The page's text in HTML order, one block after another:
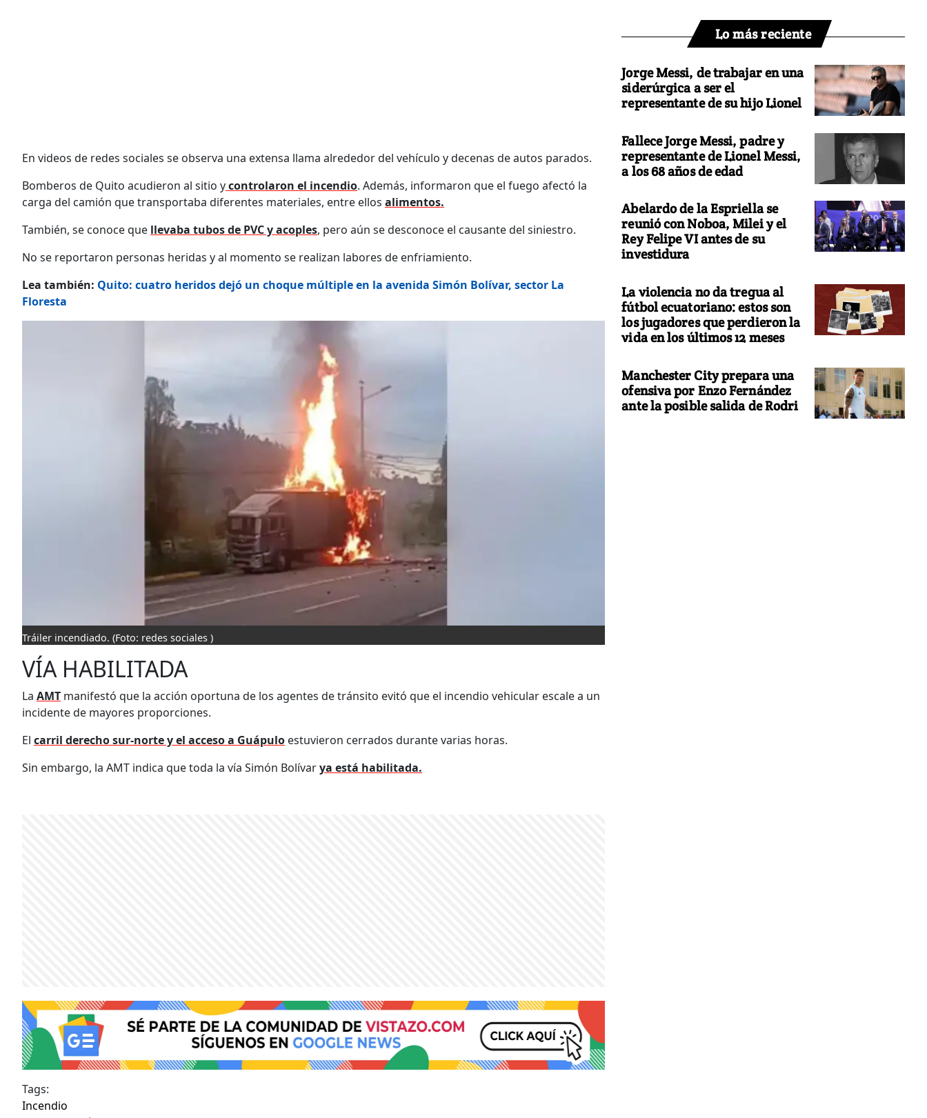
En videos de redes sociales se observa una extensa llama alrededor del vehículo y decenas de autos parados.
Bomberos de Quito acudieron al sitio ycontrolaron el incendio. Además, informaron que el fuego afectó la
carga del camión que transportaba diferentes materiales, entre ellos alimentos.
También, se conoce que llevaba tubos de PVC y acoples, pero aún se desconoce el causante del siniestro.
No se reportaron personas heridas y al momento se realizan labores de enfriamiento.
Lea también: Quito: cuatro heridos dejó un choque múltiple en la avenida Simón Bolívar, sector La
Floresta
Tráiler incendiado. (Foto: redes sociales )
VÍA HABILITADA
La AMT manifestó que la acción oportuna de los agentes de tránsito evitó que el incendio vehicular escale a un
incidente de mayores proporciones.
El carril derecho sur-norte y el acceso a Guápulo estuvieron cerrados durante varias horas.
Sin embargo, la AMT indica que toda la vía Simón Bolívarya está habilitada.
Tags:
Incendio
Lo más reciente
Jorge Messi, de trabajar en una
siderúrgica a ser el
representante de su hijo Lionel
Fallece Jorge Messi, padre y
representante de Lionel Messi,
a los 68 años de edad
Abelardo de la Espriella se
reunió con Noboa, Milei y el
Rey Felipe VI antes de su
investidura
La violencia no da tregua al
fútbol ecuatoriano: estos son
los jugadores que perdieron la
vida en los últimos 12 meses
Manchester City prepara una
ofensiva por Enzo Fernández
ante la posible salida de Rodri